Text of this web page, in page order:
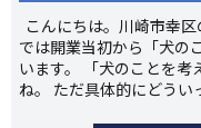
こんにちは。川崎市幸
では開業当初から「犬の
います。 「犬のことを
ね。 ただ具体的にどう